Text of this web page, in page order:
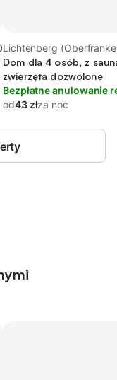
Lichtenberg
Hof
Dom dla 4 osób, z
zwierzęta dozwolone
Bezpłatne anulowanie
od43 złza noc